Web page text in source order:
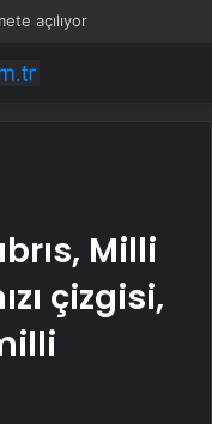
açılıyor
Milli
çizgisi,